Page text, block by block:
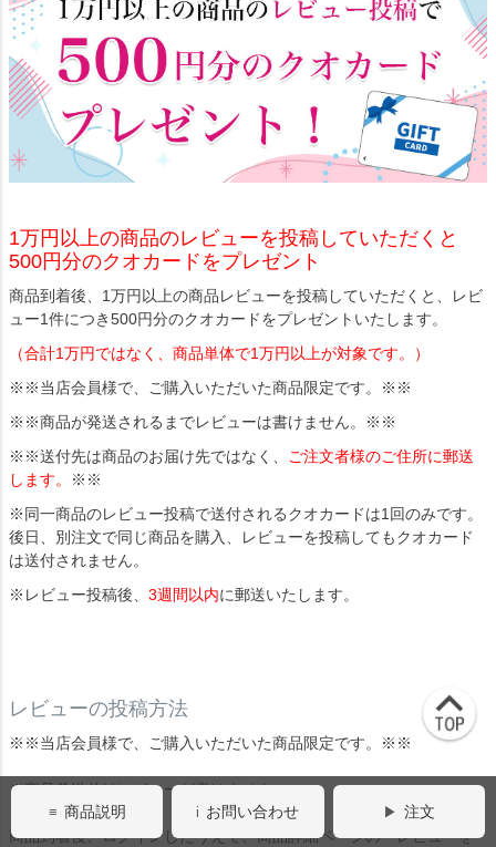
1万円以上の商品のレビューを投稿していただくと
500円分のクオカードをプレゼント
商品到着後、1万円以上の商品レビューを投稿していただくと、レビ
ュー1件につき500円分のクオカードをプレゼントいたします。
（合計1万円ではなく、商品単体で1万円以上が対象です。）
※※当店会員様で、ご購入いただいた商品限定です。※※
※※商品が発送されるまでレビューは書けません。※※
※※送付先は商品のお届け先ではなく、
ご注文者様のご住所に郵送
します。
※※
※同一商品のレビュー投稿で送付されるクオカードは1回のみです。
後日、別注文で同じ商品を購入、レビューを投稿してもクオカード
は送付されません。
※レビュー投稿後、 3週間以内に郵送いたします。
レビューの投稿方法
※※当店会員様で、ご購入いただいた商品限定です。※※
※商品発送前はレビューが書けません。
商品到着後、ログインしたうえで、商品詳細ページの「レビューを
商品説明 お問い合わせ 注文